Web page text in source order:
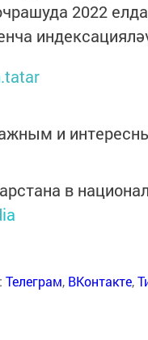
2022
и
в
Телеграм, ВКонтакте,